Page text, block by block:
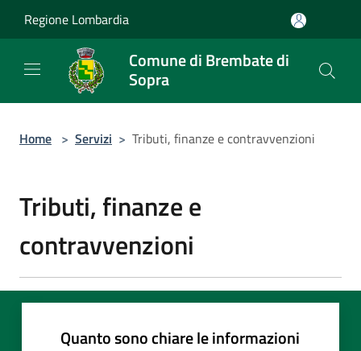
Regione Lombardia
Comune di Brembate di
Sopra
Home > Servizi > Tributi, finanze e contravvenzioni
Tributi, finanze e
contravvenzioni
Quanto sono chiare le informazioni